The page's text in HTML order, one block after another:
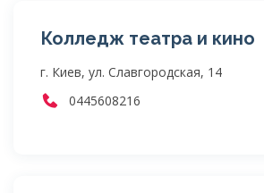
Колледж театра и кино
г. Киев, ул. Славгородская, 14
0445608216